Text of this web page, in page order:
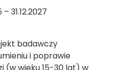
– 31.12.2027
badawczy
i poprawie
(w wieku 15-30 lat) w